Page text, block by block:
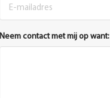
Neem contact met mij op want: